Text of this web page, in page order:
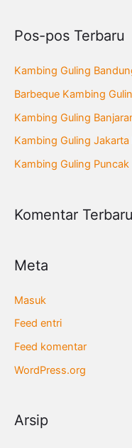
i
u
k
:
Pos-pos Terbaru
Kambing Guling
Barbeque Kambing
Kambing Guling
Kambing Guling
Kambing Guling
Komentar Terbaru
Meta
Masuk
Feed entri
Feed komentar
WordPress.org
Arsip